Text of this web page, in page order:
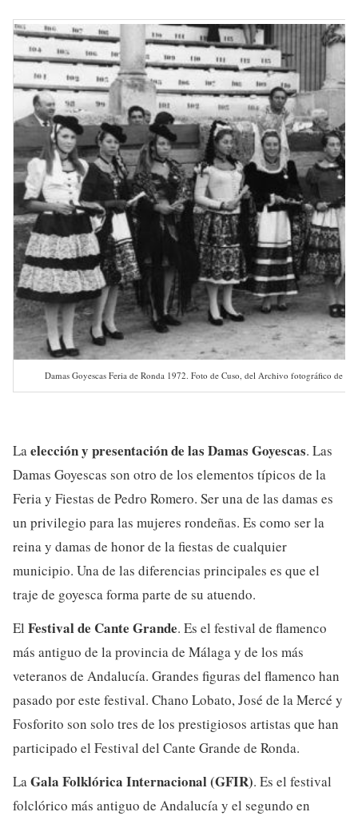
Damas Goyescas Feria de Ronda 1972. Foto de Cuso, del Archivo fotográfico de la
La elección y presentación de las Damas Goyescas. Las
Damas Goyescas son otro de los elementos típicos de la
Feria y Fiestas de Pedro Romero. Ser una de las damas es
un privilegio para las mujeres rondeñas. Es como ser la
reina y damas de honor de la fiestas de cualquier
municipio. Una de las diferencias principales es que el
traje de goyesca forma parte de su atuendo.
El Festival de Cante Grande. Es el festival de flamenco
más antiguo de la provincia de Málaga y de los más
veteranos de Andalucía. Grandes figuras del flamenco han
pasado por este festival. Chano Lobato, José de la Mercé y
Fosforito son solo tres de los prestigiosos artistas que han
participado el Festival del Cante Grande de Ronda.
La Gala Folklórica Internacional (GFIR). Es el festival
folclórico más antiguo de Andalucía y el segundo en